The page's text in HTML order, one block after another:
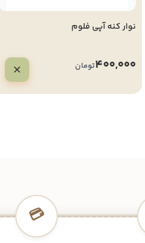
نوار کنه آپی فلوم
400,000تومان
💳